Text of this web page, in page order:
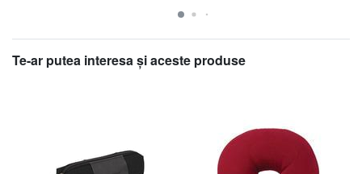
Te-ar putea interesa şi aceste produse